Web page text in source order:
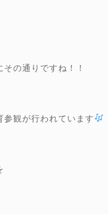
の通りですね！！
参観が行われています